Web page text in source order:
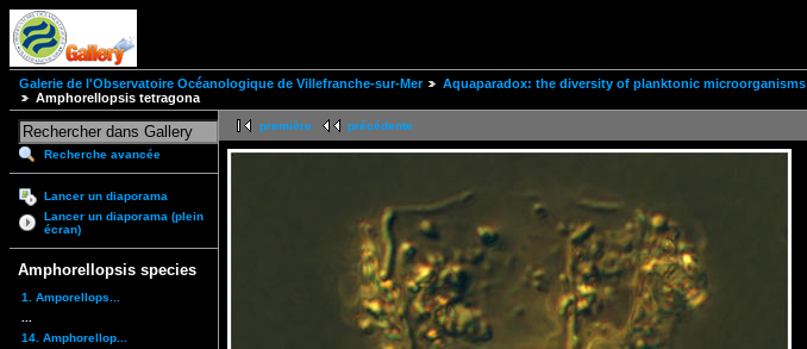
Galerie de l'Observatoire Océanologique de Villefranche-sur-Mer Aquaparadox: the diversity of planktonic microorganisms
Amphorellopsis tetragona
Recherche avancée
Lancer un diaporama
Lancer un diaporama (plein
écran)
Amphorellopsis species
1. Amporellops...
14. Amphorellop...
première précédente